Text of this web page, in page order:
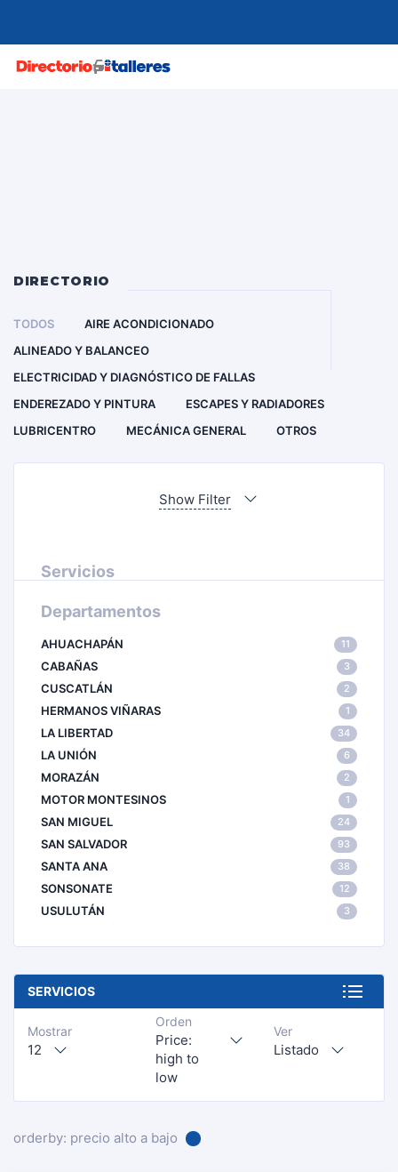
DIRECTORIO
TODOS
AIRE ACONDICIONADO
ALINEADO Y BALANCEO
ELECTRICIDAD Y DIAGNÓSTICO DE FALLAS
ENDEREZADO Y PINTURA
ESCAPES Y RADIADORES
LUBRICENTRO
MECÁNICA GENERAL OTROS
Show Filter
Servicios
Departamentos
AHUACHAPÁN 11
CABAÑAS 3
CUSCATLÁN 2
HERMANOS VIÑARAS 1
LA LIBERTAD 34
LA UNIÓN 6
MORAZÁN 2
MOTOR MONTESINOS 1
SAN MIGUEL 24
SAN SALVADOR 93
SANTA ANA 38
SONSONATE 12
USULUTÁN 3
SERVICIOS
Ver
Listado
Orden
Price:
high to
low
Mostrar
12
orderby: precio alto a bajo